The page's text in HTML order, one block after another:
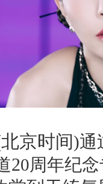
京时间)通
20周年纪